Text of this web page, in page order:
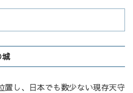
し、日本でも数少ない現存天守